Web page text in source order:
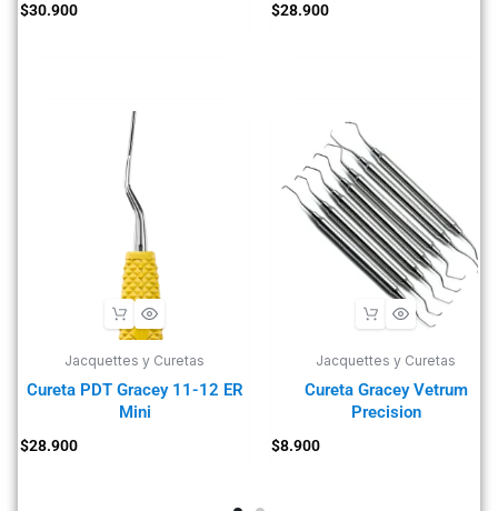
$30.900 $28.900
Jacquettes y Curetas
Cureta PDT Gracey 11-12 ER
Mini
$28.900
Jacquettes y Curetas
Cureta Gracey Vetrum
Precision
$8.900